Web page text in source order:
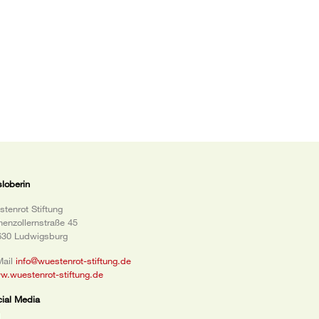
Stiftung
45
Ludwigsburg
info@wuestenrot-stiftung.de
stiftung.de
Media